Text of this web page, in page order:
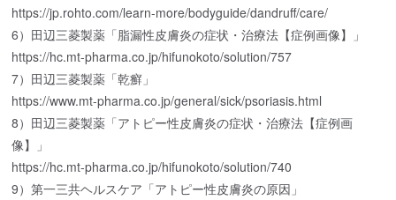
https://jp.rohto.com/learn-more/bodyguide/dandruff/care/
6）田辺三菱製薬「脂漏性皮膚炎の症状・治療法【症例画像】」
https://hc.mt-pharma.co.jp/hifunokoto/solution/757
7）田辺三菱製薬「乾癬」
https://www.mt-pharma.co.jp/general/sick/psoriasis.html
8）田辺三菱製薬「アトピー性皮膚炎の症状・治療法【症例画
像】」
https://hc.mt-pharma.co.jp/hifunokoto/solution/740
9）第一三共ヘルスケア「アトピー性皮膚炎の原因」